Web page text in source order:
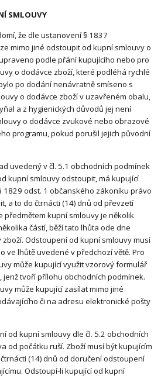
SMLOUVY
že dle ustanovení § 1837
mimo jiné odstoupit od kupní smlouvy o
podle přání kupujícího nebo pro
o dodávce zboží, které podléhá rychlé
po dodání nenávratně smíseno s
o dodávce zboží v uzavřeném obalu,
a z hygienických důvodů jej není
o dodávce zvukové nebo obrazové
programu, pokud porušil jejich původní
uvedený v čl. 5.1 obchodních podmínek
kupní smlouvy odstoupit, má kupující
1829 odst. 1 občanského zákoníku právo
a to do čtrnácti (14) dnů od převzetí
předmětem kupní smlouvy je několik
částí, běží tato lhůta ode dne
Odstoupení od kupní smlouvy musí
ve lhůtě uvedené v předchozí větě. Pro
může kupující využit vzorový formulář
tvoří přílohu obchodních podmínek.
může kupující zasílat mimo jiné
či na adresu elektronické pošty
kupní smlouvy dle čl. 5.2 obchodních
od počátku ruší. Zboží musí být kupujícím
(14) dnů od doručení odstoupení
Odstoupí-li kupující od kupní